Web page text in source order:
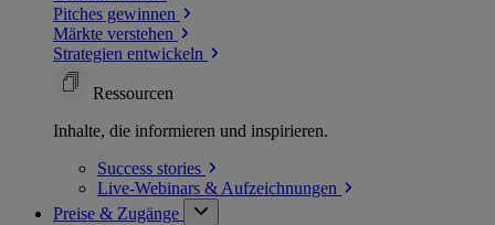
Pitches gewinnen
Märkte verstehen
Strategien entwickeln
Ressourcen
Inhalte, die informieren und inspirieren.
Success stories
Live-Webinars & Aufzeichnungen
Preise & Zugänge